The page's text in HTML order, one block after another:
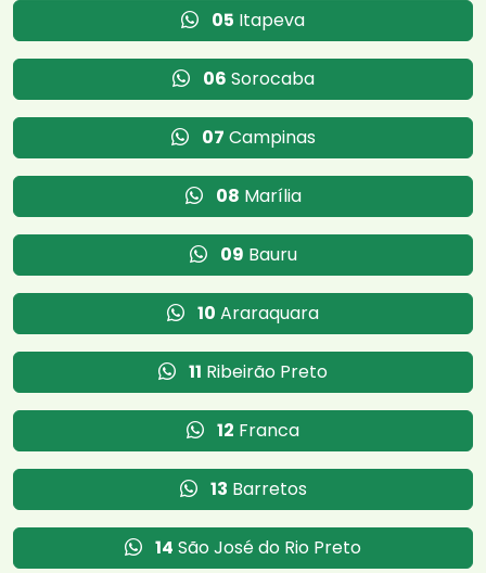
05 Itapeva
06 Sorocaba
07 Campinas
08 Marília
09 Bauru
10 Araraquara
11 Ribeirão Preto
12 Franca
13 Barretos
14 São José do Rio Preto